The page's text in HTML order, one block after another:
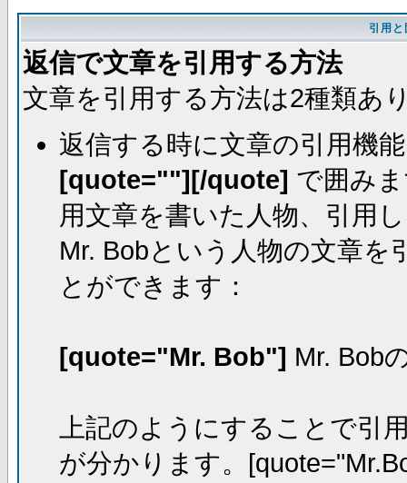
引用
返信で文章を引用する方法
文章を引用する方法は2種類あ
返信する時に文章の引用機
[quote=""][/quote] で囲み
用文章を書いた人物、引用
Mr. Bobという人物の文章
とができます：
[quote="Mr. Bob"] Mr. Bob
上記のようにすることで引
が分かります。